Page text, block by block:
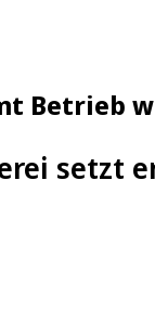
Betrieb
setzt